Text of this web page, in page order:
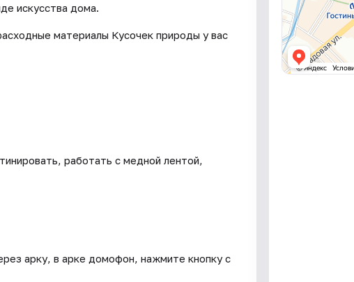
искусства дома.
материалы Кусочек природы у вас
работать с медной лентой,
арку, в арке домофон, нажмите кнопку с